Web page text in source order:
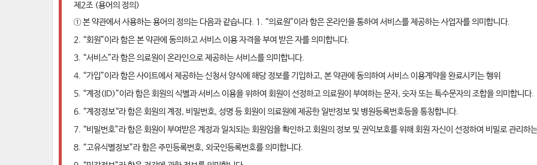
제2조 (용어의 정의)
① 본 약관에서 사용하는 용어의 정의는 다음과 같습니다. 1. “의료원”이라 함은 온라인을 통하여 서비스를 제공하는 사업자를 의미합니다.
2. “회원”이라 함은 본 약관에 동의하고 서비스 이용 자격을 부여 받은 자를 의미합니다.
3. “서비스”라 함은 의료원이 온라인으로 제공하는 서비스를 의미합니다.
4. “가입”이라 함은 사이트에서 제공하는 신청서 양식에 해당 정보를 기입하고, 본 약관에 동의하여 서비스 이용계약을 완료시키는 행위
5. “계정(ID)”이라 함은 회원의 식별과 서비스 이용을 위하여 회원이 선정하고 의료원이 부여하는 문자, 숫자 또는 특수문자의 조합을 의미합니다.
6. “계정정보“라 함은 회원의 계정, 비밀번호, 성명 등 회원이 의료원에 제공한 일반정보 및 병원등록번호등을 통칭합니다.
7. “비밀번호”라 함은 회원이 부여받은 계정과 일치되는 회원임을 확인하고 회원의 정보 및 권익보호를 위해 회원 자신이 선정하여 비밀로 관리하
8. “고유식별정보”라 함은 주민등록번호, 외국인등록번호를 의미합니다.